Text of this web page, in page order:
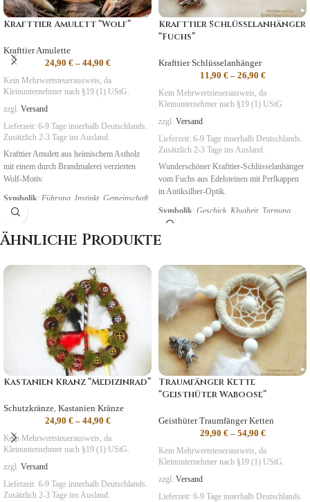
Krafttier Amulett “Wolf”
Krafttier Amulette
24,90 €– 44,90 €
Kein Mehrwertsteuerausweis, da
Kleinunternehmer nach §19 (1) UStG.
zzgl. Versand
Lieferzeit: 6-9 Tage innerhalb Deutschlands.
Zusätzlich 2-3 Tage ins Ausland.
Krafttier Amulett aus heimischem Astholz
mit einem durch Brandmalerei verzierten
Wolf-Motiv.
Symbolik: Führung, Instinkt, Gemeinschaft
Krafttier Schlüsselanhänger
“Fuchs”
Krafttier Schlüsselanhänger
11,90 €– 26,90 €
Kein Mehrwertsteuerausweis, da
Kleinunternehmer nach §19 (1) UStG.
zzgl. Versand
Lieferzeit: 6-9 Tage innerhalb Deutschlands.
Zusätzlich 2-3 Tage ins Ausland.
Wunderschöner Krafttier-Schlüsselanhänger
vom Fuchs aus Edelsteinen mit Perlkappen
in Antiksilber-Optik.
Symbolik: Geschick, Klugheit, Tarnung
Ähnliche Produkte
Kastanien Kranz “Medizinrad”
Schutzkränze, Kastanien Kränze
24,90 €– 44,90 €
Kein Mehrwertsteuerausweis, da
Kleinunternehmer nach §19 (1) UStG.
zzgl. Versand
Lieferzeit: 6-9 Tage innerhalb Deutschlands.
Zusätzlich 2-3 Tage ins Ausland.
Traumfänger Kette
“Geisthüter Waboose”
Geisthüter Traumfänger Ketten
29,90 €– 54,90 €
Kein Mehrwertsteuerausweis, da
Kleinunternehmer nach §19 (1) UStG.
zzgl. Versand
Lieferzeit: 6-9 Tage innerhalb Deutschlands.